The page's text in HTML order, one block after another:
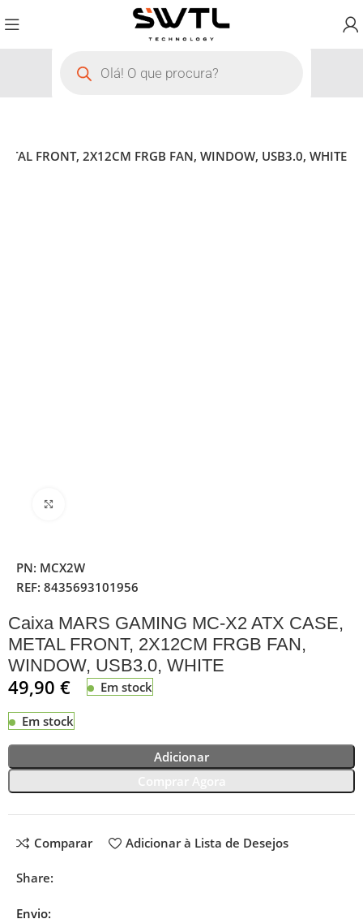
FRONT, 2X12CM FRGB FAN, WINDOW, USB3.0, WHITE
PN: MCX2W
REF:8435693101956
Caixa MARS GAMING MC-X2 ATX CASE,
METAL FRONT, 2X12CM FRGB FAN,
WINDOW, USB3.0, WHITE
49,90€ Em stock
Em stock
Adicionar
Comparar Adicionar à Lista de Desejos
Share:
Envio: